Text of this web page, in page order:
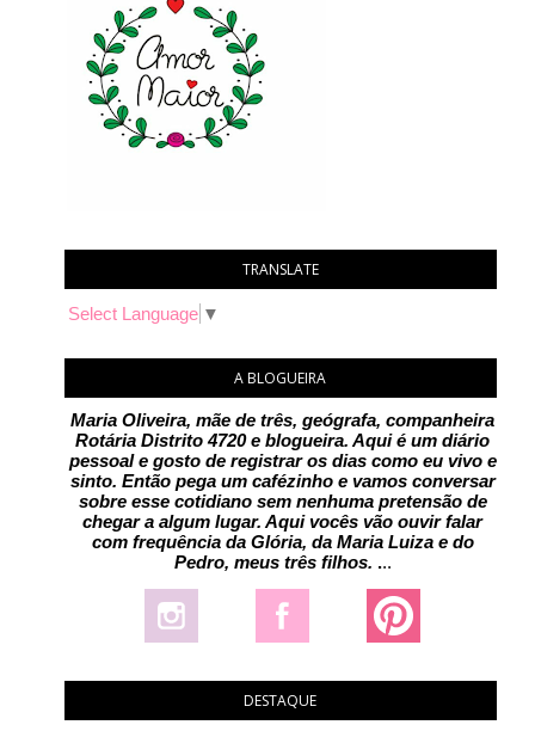
TRANSLATE
Select Language ▼
A BLOGUEIRA
Maria Oliveira, mãe de três, geógrafa, companheira
Rotária Distrito 4720 e blogueira. Aqui é um diário
pessoal e gosto de registrar os dias como eu vivo e
sinto. Então pega um cafézinho e vamos conversar
sobre esse cotidiano sem nenhuma pretensão de
chegar a algum lugar. Aqui vocês vão ouvir falar
com frequência da Glória, da Maria Luiza e do
Pedro, meus três filhos. ...
DESTAQUE